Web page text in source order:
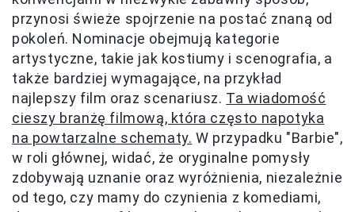
przynosi świeże spojrzenie na postać znaną od
pokoleń. Nominacje obejmują kategorie
artystyczne, takie jak kostiumy i scenografia, a
także bardziej wymagające, na przykład
najlepszy film oraz scenariusz. Ta wiadomość
cieszy branżę filmową, która często napotyka
na powtarzalne schematy. W przypadku "Barbie",
w roli głównej, widać, że oryginalne pomysły
zdobywają uznanie oraz wyróżnienia, niezależnie
od tego, czy mamy do czynienia z komediami,